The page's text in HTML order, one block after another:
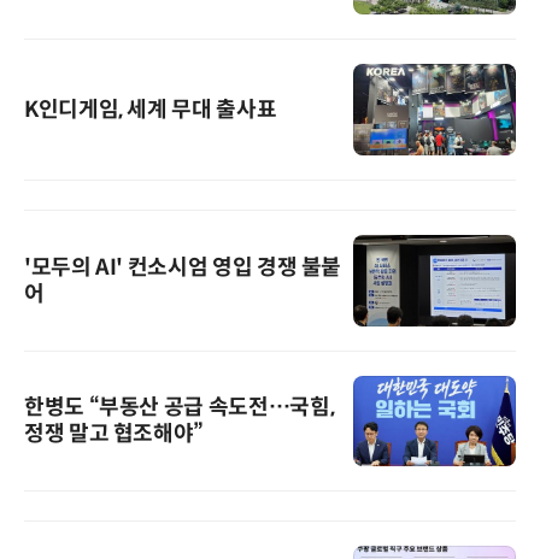
K인디게임, 세계 무대 출사표
'모두의 AI' 컨소시엄 영입 경쟁 불붙
어
한병도 “부동산 공급 속도전…국힘,
정쟁 말고 협조해야”